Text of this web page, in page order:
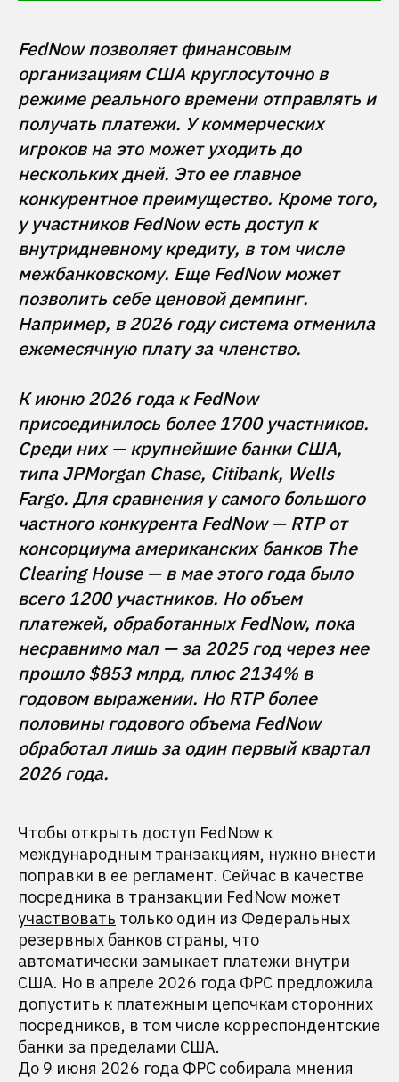
FedNow позволяет финансовым
организациям США круглосуточно в
режиме реального времени отправлять и
получать платежи. У коммерческих
игроков на это может уходить до
нескольких дней. Это ее главное
конкурентное преимущество. Кроме того,
у участников FedNow есть доступ к
внутридневному кредиту, в том числе
межбанковскому. Еще FedNow может
позволить себе ценовой демпинг.
Например, в 2026 году система отменила
ежемесячную плату за членство.
К июню 2026 года к FedNow
присоединилось более 1700 участников.
Среди них — крупнейшие банки США,
типа JPMorgan Chase, Citibank, Wells
Fargo. Для сравнения у самого большого
частного конкурента FedNow — RTP от
консорциума американских банков The
Clearing House — в мае этого года было
всего 1200 участников. Но объем
платежей, обработанных FedNow, пока
несравнимо мал — за 2025 год через нее
прошло $853 млрд, плюс 2134% в
годовом выражении. Но RTP более
половины годового объема FedNow
обработал лишь за один первый квартал
2026 года.
Чтобы открыть доступ FedNow к
международным транзакциям, нужно внести
поправки в ее регламент. Сейчас в качестве
посредника в транзакции FedNow может
участвовать только один из Федеральных
резервных банков страны, что
автоматически замыкает платежи внутри
США. Но в апреле 2026 года ФРС предложила
допустить к платежным цепочкам сторонних
посредников, в том числе корреспондентские
банки за пределами США.
До 9 июня 2026 года ФРС собирала мнения